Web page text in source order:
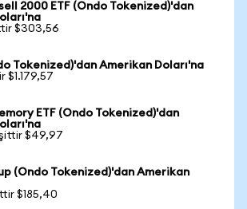
2000 ETF (Ondo Tokenized)'dan
$303,56
Tokenized)'dan Amerikan Doları'na
$1.179,57
ETF (Ondo Tokenized)'dan
$49,97
(Ondo Tokenized)'dan Amerikan
$185,40